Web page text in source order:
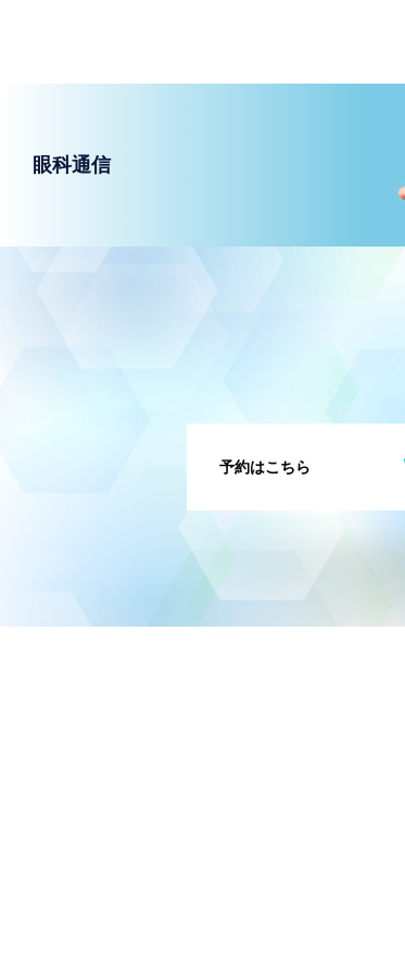
眼科通信
予約はこちら